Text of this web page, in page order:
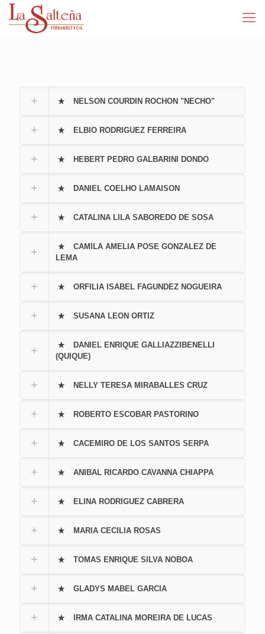
NELSON COURDIN ROCHON "NECHO"
ELBIO RODRIGUEZ FERREIRA
HEBERT PEDRO GALBARINI DONDO
DANIEL COELHO LAMAISON
CATALINA LILA SABOREDO DE SOSA
CAMILA AMELIA POSE GONZALEZ DE
LEMA
ORFILIA ISABEL FAGUNDEZ NOGUEIRA
SUSANA LEON ORTIZ
DANIEL ENRIQUE GALLIAZZIBENELLI
(QUIQUE)
NELLY TERESA MIRABALLES CRUZ
ROBERTO ESCOBAR PASTORINO
CACEMIRO DE LOS SANTOS SERPA
ANIBAL RICARDO CAVANNA CHIAPPA
ELINA RODRIGUEZ CABRERA
MARIA CECILIA ROSAS
TOMAS ENRIQUE SILVA NOBOA
GLADYS MABEL GARCIA
IRMA CATALINA MOREIRA DE LUCAS